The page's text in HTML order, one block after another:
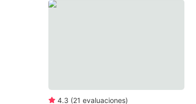
4.3 (21 evaluaciones)